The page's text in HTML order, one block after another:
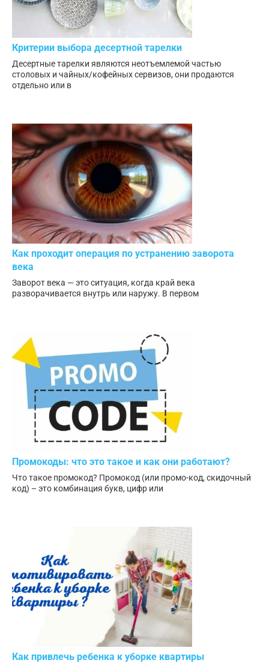
Критерии выбора десертной тарелки
Десертные тарелки являются неотъемлемой частью
столовых и чайных/кофейных сервизов, они продаются
отдельно или в
Как проходит операция по устранению заворота
века
Заворот века — это ситуация, когда край века
разворачивается внутрь или наружу. В первом
Промокоды: что это такое и как они работают?
Что такое промокод? Промокод (или промо-код, скидочный
код) – это комбинация букв, цифр или
Как привлечь ребенка к уборке квартиры